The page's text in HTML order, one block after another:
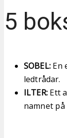
5
SOBEL:En
ledtrådar.
ILTER:Ett
namnet